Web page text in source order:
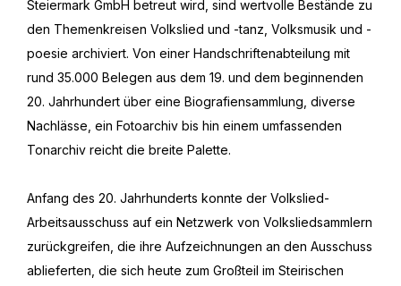
Steiermark GmbH betreut wird, sind wertvolle Bestände zu
den Themenkreisen Volkslied und -tanz, Volksmusik und -
poesie archiviert. Von einer Handschriftenabteilung mit
rund 35.000 Belegen aus dem 19. und dem beginnenden
20. Jahrhundert über eine Biografiensammlung, diverse
Nachlässe, ein Fotoarchiv bis hin einem umfassenden
Tonarchiv reicht die breite Palette.
Anfang des 20. Jahrhunderts konnte der Volkslied-
Arbeitsausschuss auf ein Netzwerk von Volksliedsammlern
zurückgreifen, die ihre Aufzeichnungen an den Ausschuss
ablieferten, die sich heute zum Großteil im Steirischen